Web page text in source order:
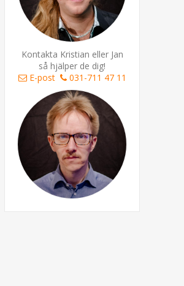
Kontakta Kristian eller Jan
så hjälper de dig!
E-post
031-711 47 11